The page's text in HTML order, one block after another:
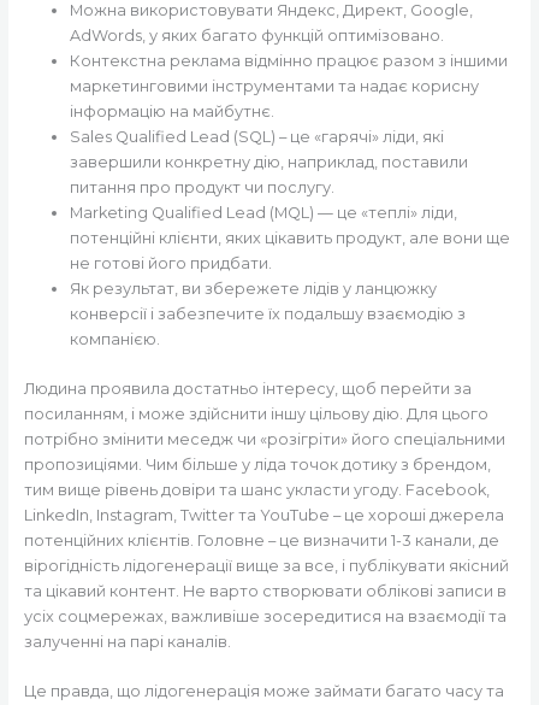
Можна використовувати Яндекс, Директ, Google,
AdWords, у яких багато функцій оптимізовано.
Контекстна реклама відмінно працює разом з іншими
маркетинговими інструментами та надає корисну
інформацію на майбутнє.
Sales Qualified Lead (SQL) – це «гарячі» ліди, які
завершили конкретну дію, наприклад, поставили
питання про продукт чи послугу.
Marketing Qualified Lead (MQL) — це «теплі» ліди,
потенційні клієнти, яких цікавить продукт, але вони ще
не готові його придбати.
Як результат, ви збережете лідів у ланцюжку
конверсії і забезпечите їх подальшу взаємодію з
компанією.
Людина проявила достатньо інтересу, щоб перейти за
посиланням, і може здійснити іншу цільову дію. Для цього
потрібно змінити меседж чи «розігріти» його спеціальними
пропозиціями. Чим більше у ліда точок дотику з брендом,
тим вище рівень довіри та шанс укласти угоду. Facebook,
LinkedIn, Instagram, Twitter та YouTube – це хороші джерела
потенційних клієнтів. Головне – це визначити 1-3 канали, де
вірогідність лідогенерації вище за все, і публікувати якісний
та цікавий контент. Не варто створювати облікові записи в
усіх соцмережах, важливіше зосередитися на взаємодії та
залученні на парі каналів.
Це правда, що лідогенерація може займати багато часу та